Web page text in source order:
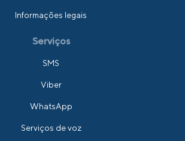
Informações legais
Serviços
SMS
Viber
WhatsApp
Serviços de voz